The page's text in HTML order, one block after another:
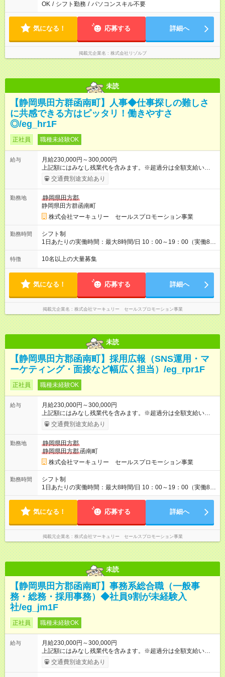
OK / シフト勤務 / パソコンスキル不要
気になる！ 応募する 詳細へ
掲載元企業名 株式会社リゾルブ
未読
【静岡県田方群函南町】人事◆仕事探しの難しさ
に共感できる方はピッタリ！働きやすさ
◎/eg_hr1F
正社員 職種未経験OK
給与
月給230,000円～300,000円
上記額にはみなし残業代を含みます。※超過分は全額支給いたし
ます。 みなし残業代 15,968円／月 みなし残業時間 10時間／月
※能力やスキルを考慮の上、当社規程により決定します。 ーー
に1回の「年次昇給」があり、仕事での成果にあわせて昇給しま
す。特に頑張っている人は、上長の裁量でさらにプラスの昇給
となることも。努力や成長が収入につながる環境です。 【試用
期間】試用期間あり 試用期間の長さ：3ヶ月 雇用形態、給与は
本採用時と同じです。
交通費別途支給あり
勤務地
静岡県田方郡
静岡県田方群函南町
株式会社マーキュリー セールスプロモーション事業
勤務時間
シフト制
1日あたりの実働時間：最大8時間/日 10：00～19：00（実働8時
間） ※勤務地により異なります。 ーーーーーーーーーー 残業は
業界でも少なめ！ ーーーーーーーーーー 残業は月平均7.9時間。
間を調整することも可能です（11：00～20：00など）。
特徴 10名以上の大量募集
気になる！ 応募する 詳細へ
掲載元企業名 株式会社マーキュリー セールスプロモーション事業
未読
【静岡県田方郡函南町】採用広報（SNS運用・マ
ーケティング・面接など幅広く担当）/eg_rpr1F
正社員 職種未経験OK
給与
月給230,000円～300,000円
上記額にはみなし残業代を含みます。※超過分は全額支給いたし
ます。 みなし残業代 15,968円／月 みなし残業時間 10時間／月
※能力やスキルを考慮の上、当社規程により決定します。 【試
は本採用時と同じです。
交通費別途支給あり
勤務地
静岡県田方郡
静岡県田方郡函南町
株式会社マーキュリー セールスプロモーション事業
勤務時間
シフト制
1日あたりの実働時間：最大8時間/日 10：00～19：00（実働8時
間／休憩1時間） ※勤務地により異なる場合あり ＼残業は月平均
り、より働きやすい環境になるよう「働き方改革」を推進中！
にしたい方にもピッタリです。
気になる！ 応募する 詳細へ
掲載元企業名 株式会社マーキュリー セールスプロモーション事業
未読
【静岡県田方郡函南町】事務系総合職（一般事
務・総務・採用事務）◆社員9割が未経験入
社/eg_jm1F
正社員 職種未経験OK
給与
月給230,000円～300,000円
上記額にはみなし残業代を含みます。※超過分は全額支給いたし
ます。 みなし残業代 15,968円／月 みなし残業時間 10時間／月
※給与額は能力やスキルを考慮し、当社規定により決定します。
交通費別途支給あり